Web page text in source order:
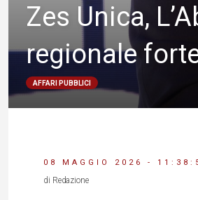
Zes Unica,
regionale
AFFARI PUBBLICI
08 MAGGIO 2026 -
di Redazione